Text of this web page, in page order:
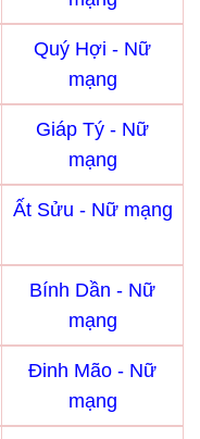
Quý Hợi - Nữ
mạng
Giáp Tý - Nữ
mạng
Ất Sửu - Nữ mạng
Bính Dần - Nữ
mạng
Đinh Mão - Nữ
mạng